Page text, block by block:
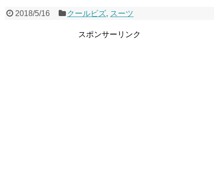
2018/5/16 クールビズ, スーツ
スポンサーリンク